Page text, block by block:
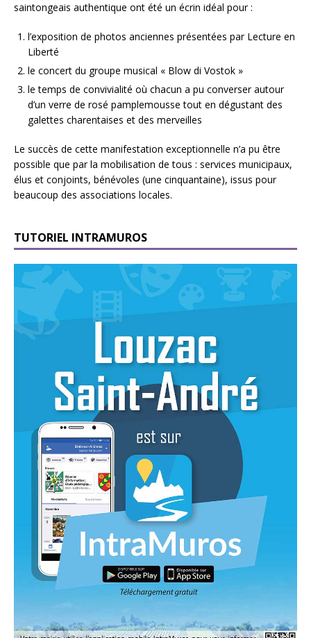
saintongeais authentique ont été un écrin idéal pour :
l’exposition de photos anciennes présentées par Lecture en
Liberté
le concert du groupe musical « Blow di Vostok »
le temps de convivialité où chacun a pu converser autour
d’un verre de rosé pamplemousse tout en dégustant des
galettes charentaises et des merveilles
Le succès de cette manifestation exceptionnelle n’a pu être
possible que par la mobilisation de tous : services municipaux,
élus et conjoints, bénévoles (une cinquantaine), issus pour
beaucoup des associations locales.
TUTORIEL INTRAMUROS